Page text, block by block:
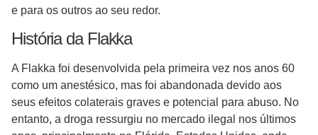
e para os outros ao seu redor.
História da Flakka
A Flakka foi desenvolvida pela primeira vez nos anos 60
como um anestésico, mas foi abandonada devido aos
seus efeitos colaterais graves e potencial para abuso. No
entanto, a droga ressurgiu no mercado ilegal nos últimos